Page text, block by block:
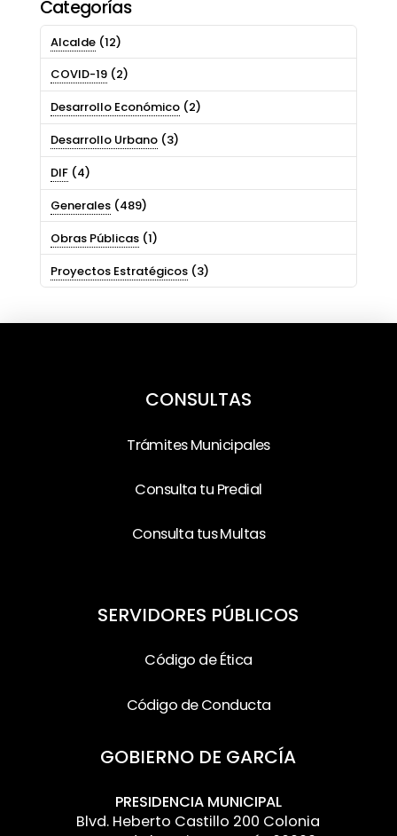
Categorías
Alcalde(12)
COVID-19(2)
Desarrollo Económico(2)
Desarrollo Urbano(3)
DIF(4)
Generales(489)
Obras Públicas(1)
Proyectos Estratégicos(3)
CONSULTAS
Trámites Municipales
Consulta tu Predial
Consulta tus Multas
SERVIDORES PÚBLICOS
Código de Ética
Código de Conducta
GOBIERNO DE GARCÍA
PRESIDENCIA MUNICIPAL
Blvd. Heberto Castillo 200 Colonia